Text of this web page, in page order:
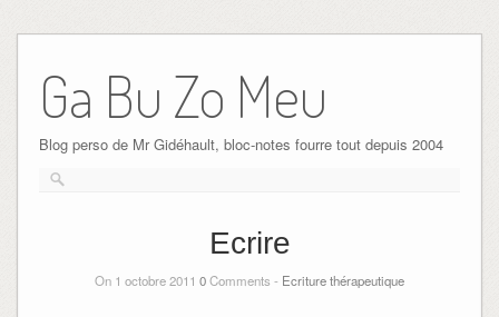
Ga Bu Zo Meu
Blog perso de Mr Gidéhault, bloc-notes fourre tout depuis 2004
Ecrire
On 1 octobre 2011 0Comments - Ecriture thérapeutique